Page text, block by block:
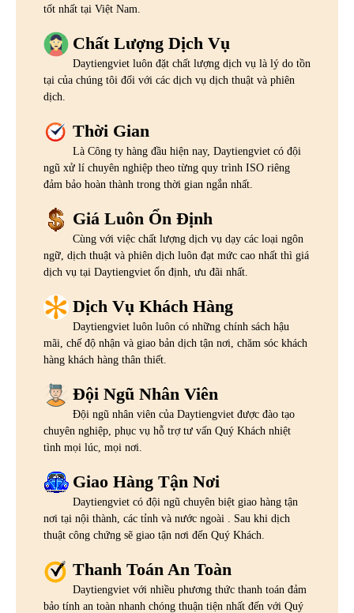
tốt nhất tại Việt Nam.
Chất Lượng Dịch Vụ
Daytiengviet luôn đặt chất lượng dịch vụ là lý do tồn
tại của chúng tôi đối với các dịch vụ dịch thuật và phiên
dịch.
Thời Gian
Là Công ty hàng đầu hiện nay, Daytiengviet có đội
ngũ xử lí chuyên nghiệp theo từng quy trình ISO riêng
đảm bảo hoàn thành trong thời gian ngắn nhất.
Giá Luôn Ổn Định
Cùng với việc chất lượng dịch vụ dạy các loại ngôn
ngữ, dịch thuật và phiên dịch luôn đạt mức cao nhất thì giá
dịch vụ tại Daytiengviet ổn định, ưu đãi nhất.
Dịch Vụ Khách Hàng
Daytiengviet luôn luôn có những chính sách hậu
mãi, chế độ nhận và giao bản dịch tận nơi, chăm sóc khách
hàng khách hàng thân thiết.
Đội Ngũ Nhân Viên
Đội ngũ nhân viên của Daytiengviet được đào tạo
chuyên nghiệp, phục vụ hỗ trợ tư vấn Quý Khách nhiệt
tình mọi lúc, mọi nơi.
Giao Hàng Tận Nơi
Daytiengviet có đội ngũ chuyên biệt giao hàng tận
nơi tại nội thành, các tỉnh và nước ngoài . Sau khi dịch
thuật công chứng sẽ giao tận nơi đến Quý Khách.
Thanh Toán An Toàn
Daytiengviet với nhiều phương thức thanh toán đảm
bảo tính an toàn nhanh chóng thuận tiện nhất đến với Quý